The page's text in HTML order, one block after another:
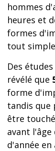
hommes
heures et
formes
tout
Des
révélé que
forme
tandis que
être
avant l'âge
d'année